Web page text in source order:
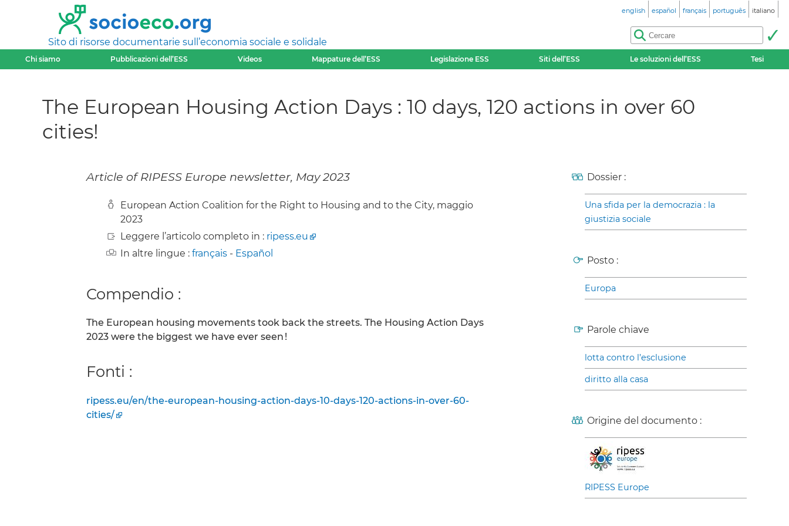
Sito di risorse documentarie sull’economia sociale e solidale
english español français português italiano
Chi siamo Pubblicazioni dell’ESS Videos Mappature dell’ESS Legislazione ESS Siti dell’ESS Le soluzioni dell’ESS Tesi
The European Housing Action Days : 10 days, 120 actions in over 60
cities!
Article of RIPESS Europe newsletter, May 2023
European Action Coalition for the Right to Housing and to the City, maggio
2023
Leggere l’articolo completo in : ripess.eu
In altre lingue : français - Español
Compendio :
The European housing movements took back the streets. The Housing Action Days
2023 were the biggest we have ever seen !
Fonti :
ripess.eu/en/the-european-housing-action-days-10-days-120-actions-in-over-60-
cities/
Dossier :
Una sfida per la democrazia : la
giustizia sociale
Posto :
Europa
Parole chiave
lotta contro l’esclusione
diritto alla casa
Origine del documento :
RIPESS Europe